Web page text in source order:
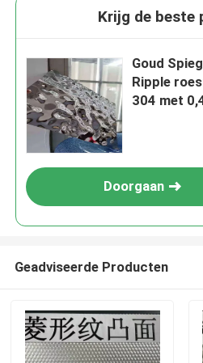
Krijg de beste
Goud
Ripple
304 met
Doorgaan
Geadviseerde Producten